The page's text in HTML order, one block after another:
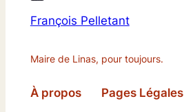
François Pelletant
Maire de Linas, pour toujours.
À propos Pages Légales